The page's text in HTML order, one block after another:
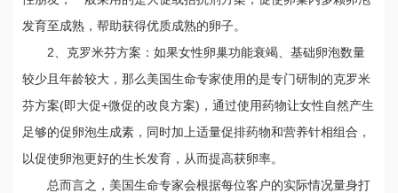
发育至成熟，帮助获得优质成熟的卵子。
2、克罗米芬方案：如果女性卵巢功能衰竭、基础卵泡数量
较少且年龄较大，那么美国生命专家使用的是专门研制的克罗米
芬方案(即大促+微促的改良方案)，通过使用药物让女性自然产生
足够的促卵泡生成素，同时加上适量促排药物和营养针相组合，
以促使卵泡更好的生长发育，从而提高获卵率。
总而言之，美国生命专家会根据每位客户的实际情况量身打